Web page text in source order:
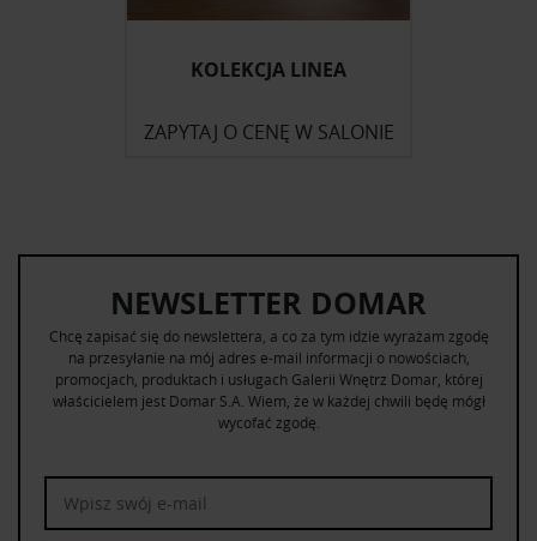
KOLEKCJA LINEA
ZAPYTAJ O CENĘ W SALONIE
NEWSLETTER DOMAR
Chcę zapisać się do newslettera, a co za tym idzie wyrażam zgodę
na przesyłanie na mój adres e-mail informacji o nowościach,
promocjach, produktach i usługach Galerii Wnętrz Domar, której
właścicielem jest Domar S.A. Wiem, że w każdej chwili będę mógł
wycofać zgodę.